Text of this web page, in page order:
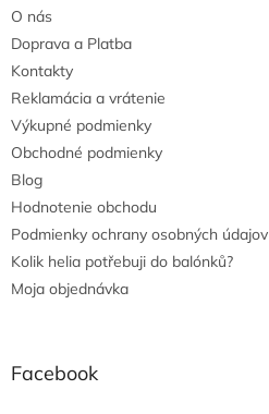
O nás
Doprava a Platba
Kontakty
Reklamácia a vrátenie
Výkupné podmienky
Obchodné podmienky
Blog
Hodnotenie obchodu
Podmienky ochrany osobných údajov
Kolik helia potřebuji do balónků?
Moja objednávka
Facebook